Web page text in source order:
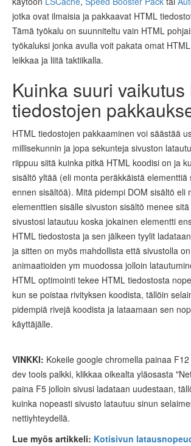
jotka ovat ilmaisia ja pakkaavat HTML
Tämä työkalu on suunniteltu vain HTML
työkaluksi jonka avulla voit pakata omat
leikkaa ja liitä taktiikalla.
Kuinka suuri vaikutus
tiedostojen
HTML tiedostojen pakkaaminen voi säästää
millisekunnin ja jopa sekunteja sivuston
riippuu siitä kuinka pitkä HTML koodisi on ja
sisältö yltää (eli monta peräkkäistä elementtiä
ennen sisältöä). Mitä pidempi DOM sisältö eli
elementtien sisälle sivuston sisältö menee
sivustosi latautuu koska jokainen elementti
HTML tiedostosta ja sen jälkeen tyylit
ja sitten on myös mahdollista että sivustolla
animaatioiden ym muodossa jolloin
HTML optimointi tekee HTML tiedostosta
kun se poistaa rivityksen koodista, tällöin
pidempiä rivejä koodista ja lataamaan sen
käyttäjälle.
VINKKI: Kokeile google chromella painaa
dev tools palkki, klikkaa oikealta yläosasta
paina F5 jolloin sivusi ladataan uudestaan,
kuinka nopeasti sivusto latautuu sinun
nettiyhteydellä.
Lue myös artikkeli: Kotisivun